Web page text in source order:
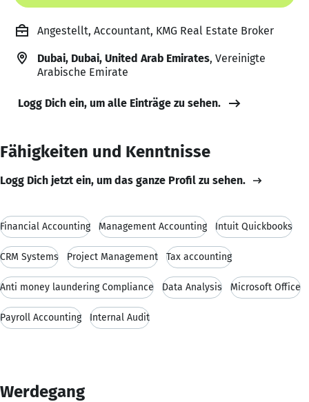
Angestellt, Accountant, KMG Real Estate Broker
Dubai, Dubai, United Arab Emirates, Vereinigte
Arabische Emirate
Logg Dich ein, um alle Einträge zu sehen.
Fähigkeiten und Kenntnisse
Logg Dich jetzt ein, um das ganze Profil zu sehen.
Financial Accounting Management Accounting Intuit Quickbooks
CRM Systems Project Management Tax accounting
Anti money laundering Compliance Data Analysis Microsoft Office
Payroll Accounting Internal Audit
Werdegang